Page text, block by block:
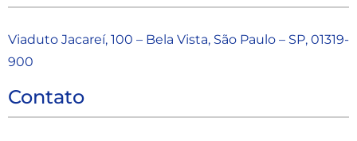
Viaduto Jacareí, 100 – Bela Vista, São Paulo – SP, 01319-
900
Contato